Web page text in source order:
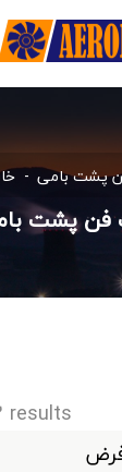
پشت بامی
فن پشت
results